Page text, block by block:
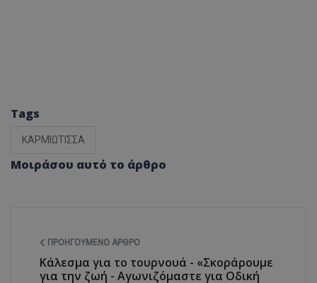
Tags
ΚΑΡΜΙΩΤΙΣΣΑ
Μοιράσου αυτό το άρθρο
ΠΡΟΗΓΟΎΜΕΝΟ ΆΡΘΡΟ
Κάλεσμα για το τουρνουά - «Σκοράρουμε
για την ζωή - Αγωνιζόμαστε για Οδική